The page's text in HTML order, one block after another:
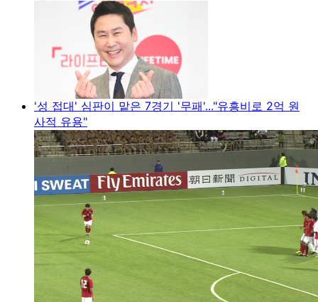
'성 접대' 심판이 맡은 7경기 '무패'..."유흥비로 2억 원
사적 유용"